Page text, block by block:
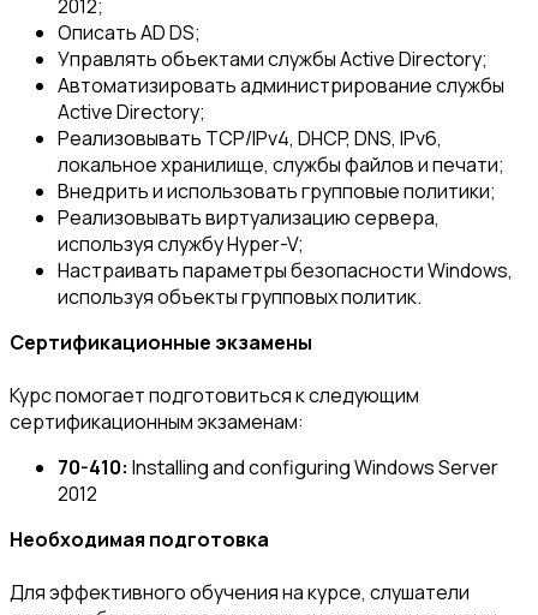
2012;
Описать AD DS;
Управлять объектами службы Active Directory;
Автоматизировать администрирование службы
Active Directory;
Реализовывать TCP/IPv4, DHCP, DNS, IPv6,
локальное хранилище, службы файлов и печати;
Внедрить и использовать групповые политики;
Реализовывать виртуализацию сервера,
используя службу Hyper-V;
Настраивать параметры безопасности Windows,
используя объекты групповых политик.
Сертификационные экзамены
Курс помогает подготовиться к следующим
сертификационным экзаменам:
70-410: Installing and configuring Windows Server
2012
Необходимая подготовка
Для эффективного обучения на курсе, слушатели